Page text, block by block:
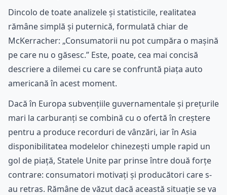
Dincolo de toate analizele și statisticile, realitatea
rămâne simplă și puternică, formulată chiar de
McKerracher: „Consumatorii nu pot cumpăra o mașină
pe care nu o găsesc.” Este, poate, cea mai concisă
descriere a dilemei cu care se confruntă piața auto
americană în acest moment.
Dacă în Europa subvențiile guvernamentale și prețurile
mari la carburanți se combină cu o ofertă în creștere
pentru a produce recorduri de vânzări, iar în Asia
disponibilitatea modelelor chinezești umple rapid un
gol de piață, Statele Unite par prinse între două forțe
contrare: consumatori motivați și producători care s-
au retras. Rămâne de văzut dacă această situație se va